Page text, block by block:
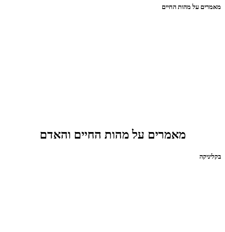
מאמרים על מהות החיים
מאמרים על מהות החיים והאדם
בקליניקה